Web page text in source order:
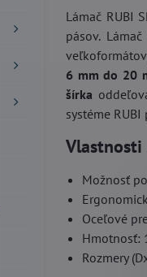
Lámač RUBI
pásov.
6 mm do 20
šírka
systéme
Vlastnosti
Možnosť
Oceľové
Hmotnosť:
Rozmery